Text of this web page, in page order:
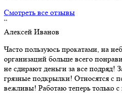
Смотреть все отзывы
“
Алексей Иванов
Часто пользуюсь прокатами, на
организаций больше всего
не сдирают деньги за все
грязные подкрылки! Относятся с
вежливы! Работаю теперь только с